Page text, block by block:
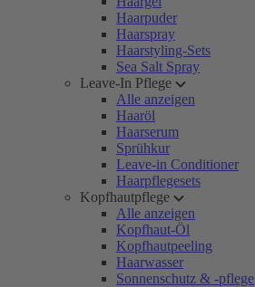
Haarpuder
Haarspray
Haarstyling-Sets
Sea Salt Spray
Leave-In Pflege
Alle anzeigen
Haaröl
Haarserum
Sprühkur
Leave-in Conditioner
Haarpflegesets
Kopfhautpflege
Alle anzeigen
Kopfhaut-Öl
Kopfhautpeeling
Haarwasser
Sonnenschutz & -pflege